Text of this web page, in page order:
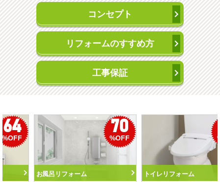
コンセプト
リフォームのすすめ方
工事保証
50
%OFF
トイレリフォーム
%OFF
洗面化粧台リフォーム